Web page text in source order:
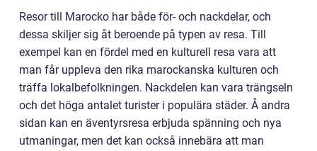
Resor till Marocko har både för- och nackdelar, och
dessa skiljer sig åt beroende på typen av resa. Till
exempel kan en fördel med en kulturell resa vara att
man får uppleva den rika marockanska kulturen och
träffa lokalbefolkningen. Nackdelen kan vara trängseln
och det höga antalet turister i populära städer. Å andra
sidan kan en äventyrsresa erbjuda spänning och nya
utmaningar, men det kan också innebära att man